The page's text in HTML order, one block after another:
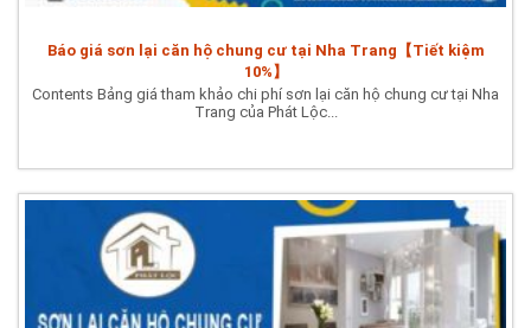
Báo giá sơn lại căn hộ chung cư tại Nha Trang【Tiết kiệm
10%】
Contents Bảng giá tham khảo chi phí sơn lại căn hộ chung cư tại Nha
Trang của Phát Lộc...